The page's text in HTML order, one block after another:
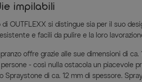
impilabili
di OUTFLEXX si distingue sia per il suo
e facili da pulire e la loro
offre grazie alle sue dimensioni di
- così nulla ostacola un piacevole
Spraystone di ca. 12 mm di spessore.